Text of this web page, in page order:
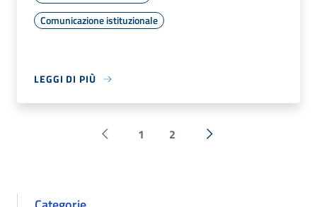
Comunicazione istituzionale
LEGGI DI PIÙ
Pagina precedente
1 2 Successiva »